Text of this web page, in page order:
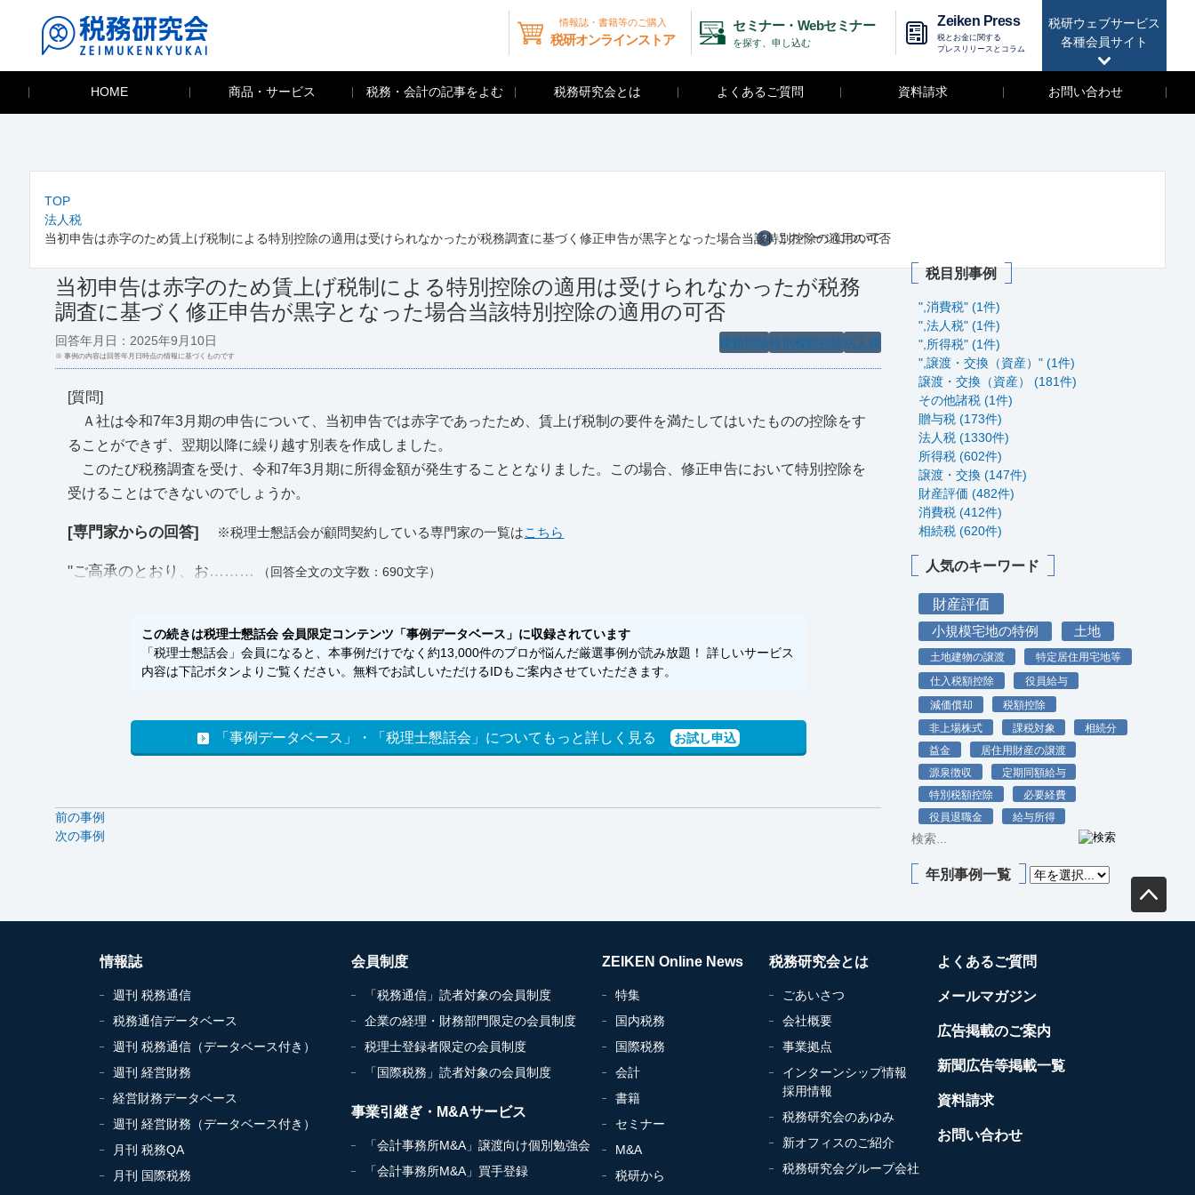
税研ウェブサービス
各種会員サイト
情報誌・書籍等のご購入
税研オンラインストア
セミナー・Webセミナー
を探す、申し込む
Zeiken Press
税とお金に関する
プレスリリースとコラム
HOME 商品・サービス 税務・会計の記事をよむ 税務研究会とは よくあるご質問 資料請求 お問い合わせ
TOP
法人税
当初申告は赤字のため賃上げ税制による特別控除の適用は受けられなかったが税務調査に基づく修正申告が黒字となった場合当該特別控除の適用の可否
？ このページについて
当初申告は赤字のため賃上げ税制による特別控除の適用は受けられなかったが税務
調査に基づく修正申告が黒字となった場合当該特別控除の適用の可否
法人税
特別税額控除
税額控除
回答年月日：2025年9月10日
※ 事例の内容は回答年月日時点の情報に基づくものです
[質問]
Ａ社は令和7年3月期の申告について、当初申告では赤字であったため、賃上げ税制の要件を満たしてはいたものの控除をす
ることができず、翌期以降に繰り越す別表を作成しました。
このたび税務調査を受け、令和7年3月期に所得金額が発生することとなりました。この場合、修正申告において特別控除を
受けることはできないのでしょうか。
[専門家からの回答] ※税理士懇話会が顧問契約している専門家の一覧はこちら
"ご高承のとおり、お……… （回答全文の文字数：690文字）
この続きは税理士懇話会 会員限定コンテンツ「事例データベース」に収録されています
「税理士懇話会」会員になると、本事例だけでなく約13,000件のプロが悩んだ厳選事例が読み放題！ 詳しいサービス
内容は下記ボタンよりご覧ください。無料でお試しいただけるIDもご案内させていただきます。
「事例データベース」・「税理士懇話会」についてもっと詳しく見る お試し申込
前の事例
次の事例
税目別事例
",消費税" (1件)
",法人税" (1件)
",所得税" (1件)
",譲渡・交換（資産）" (1件)
譲渡・交換（資産） (181件)
その他諸税 (1件)
贈与税 (173件)
法人税 (1330件)
所得税 (602件)
譲渡・交換 (147件)
財産評価 (482件)
消費税 (412件)
相続税 (620件)
人気のキーワード
財産評価
小規模宅地の特例 土地
土地建物の譲渡
特定居住用宅地等
仕入税額控除
役員給与
減価償却
税額控除
非上場株式
課税対象
相続分
益金
居住用財産の譲渡
源泉徴収
定期同額給与
特別税額控除
必要経費
役員退職金
給与所得
年別事例一覧
情報誌
週刊 税務通信
税務通信データベース
週刊 税務通信（データベース付き）
週刊 経営財務
経営財務データベース
週刊 経営財務（データベース付き）
月刊 税務QA
月刊 国際税務
会員制度
「税務通信」読者対象の会員制度
企業の経理・財務部門限定の会員制度
税理士登録者限定の会員制度
「国際税務」読者対象の会員制度
事業引継ぎ・M&Aサービス
「会計事務所M&A」譲渡向け個別勉強会
「会計事務所M&A」買手登録
ZEIKEN Online News
特集
国内税務
国際税務
会計
書籍
セミナー
M&A
税研から
税務研究会とは
ごあいさつ
会社概要
事業拠点
インターンシップ情報
採用情報
税務研究会のあゆみ
新オフィスのご紹介
税務研究会グループ会社
よくあるご質問
メールマガジン
広告掲載のご案内
新聞広告等掲載一覧
資料請求
お問い合わせ